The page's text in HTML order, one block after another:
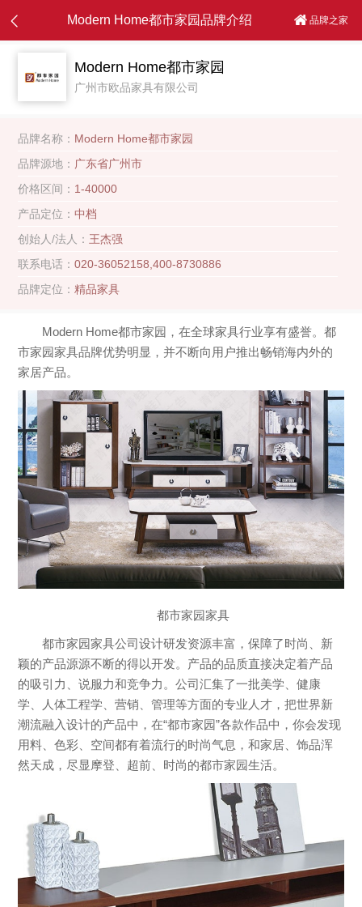
Modern Home都市家园品牌介绍 品牌之家
Modern Home都市家园
广州市欧品家具有限公司
品牌名称： Modern Home都市家园
品牌源地： 广东省广州市
价格区间： 1-40000
产品定位：中档
创始人/法人： 王杰强
联系电话：020-36052158,400-8730886
品牌定位：精品家具
Modern Home都市家园，在全球家具行业享有盛誉。都
市家园家具品牌优势明显，并不断向用户推出畅销海内外的
家居产品。
都市家园家具
都市家园家具公司设计研发资源丰富，保障了时尚、新
颖的产品源源不断的得以开发。产品的品质直接决定着产品
的吸引力、说服力和竞争力。公司汇集了一批美学、健康
学、人体工程学、营销、管理等方面的专业人才，把世界新
潮流融入设计的产品中，在“都市家园”各款作品中，你会发现
用料、色彩、空间都有着流行的时尚气息，和家居、饰品浑
然天成，尽显摩登、超前、时尚的都市家园生活。